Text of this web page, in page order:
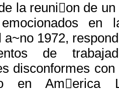
la reuni￿on de
emocionados en
a~no 1972,
de
disconformes
en Am￿erica